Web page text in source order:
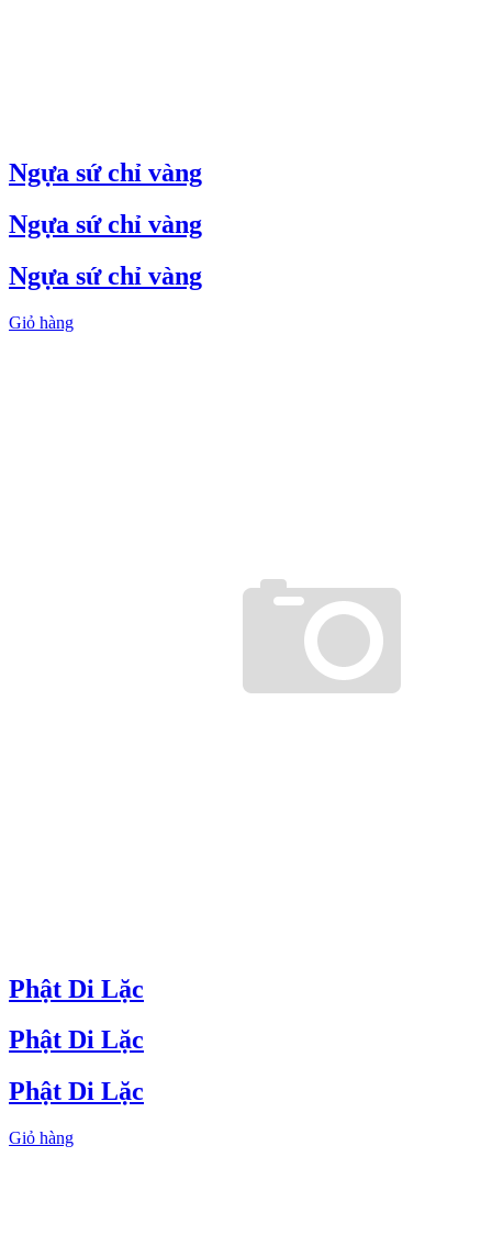
Ngựa sứ chỉ vàng
Ngựa sứ chỉ vàng
Ngựa sứ chỉ vàng
Giỏ hàng
Phật Di Lặc
Phật Di Lặc
Phật Di Lặc
Giỏ hàng